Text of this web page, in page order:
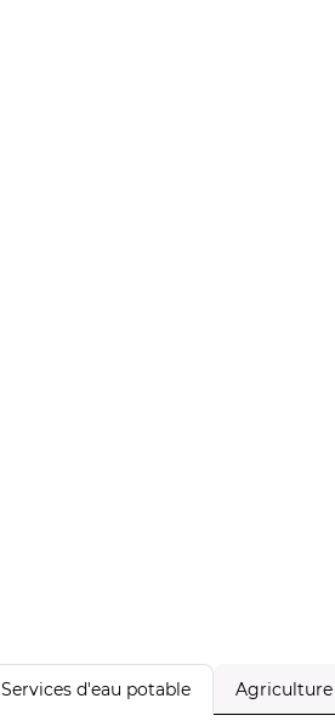
Services d'eau potable Agriculture